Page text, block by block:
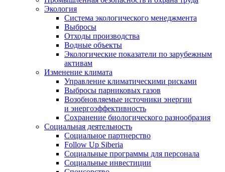
Экология
Система экологического менеджмента
Выбросы
Отходы производства
Водные объекты
Экологические показатели по зарубежным
активам
Изменение климата
Управление климатическими рисками
Выбросы парниковых газов
Возобновляемые источники энергии
и энергоэффективность
Сохранение биологического разнообразия
Социальная деятельность
Социальное партнерство
Follow Up Siberia
Социальные программы для персонала
Социальные инвестиции